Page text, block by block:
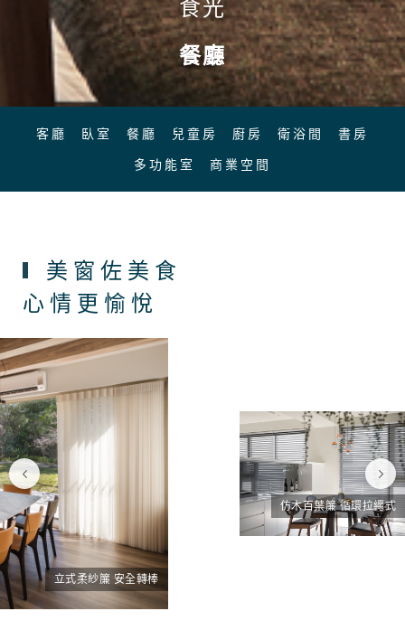
食光
餐廳
客廳 臥室 餐廳 兒童房 廚房 衛浴間
書房
多功能室
商業空間
美窗佐美食
心情更愉悅
立式柔紗簾 安全轉棒
仿木百葉簾 循環拉繩式